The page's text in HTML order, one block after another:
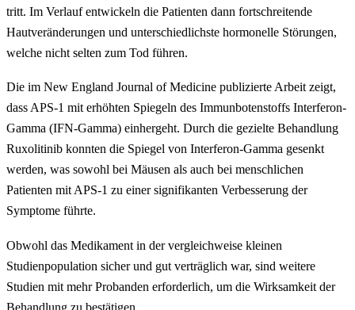
tritt. Im Verlauf entwickeln die Patienten dann fortschreitende
Hautveränderungen und unterschiedlichste hormonelle Störungen,
welche nicht selten zum Tod führen.
Die im New England Journal of Medicine publizierte Arbeit zeigt,
dass APS-1 mit erhöhten Spiegeln des Immunbotenstoffs Interferon-
Gamma (IFN-Gamma) einhergeht. Durch die gezielte Behandlung
Ruxolitinib konnten die Spiegel von Interferon-Gamma gesenkt
werden, was sowohl bei Mäusen als auch bei menschlichen
Patienten mit APS-1 zu einer signifikanten Verbesserung der
Symptome führte.
Obwohl das Medikament in der vergleichweise kleinen
Studienpopulation sicher und gut verträglich war, sind weitere
Studien mit mehr Probanden erforderlich, um die Wirksamkeit der
Behandlung zu bestätigen.